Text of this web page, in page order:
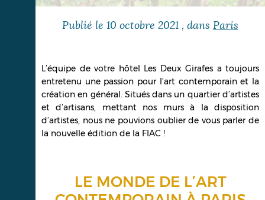
Publié le 10 octobre 2021 , dans Paris
L’équipe de votre hôtel Les Deux Girafes a toujours
entretenu une passion pour l’art contemporain et la
création en général. Situés dans un quartier d’artistes
et d’artisans, mettant nos murs à la disposition
d’artistes, nous ne pouvions oublier de vous parler de
la nouvelle édition de la FIAC !
LE MONDE DE L’ART